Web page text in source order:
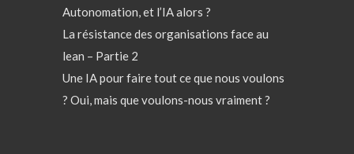
Autonomation, et l’IA alors ?
La résistance des organisations face au
lean – Partie 2
Une IA pour faire tout ce que nous voulons
? Oui, mais que voulons-nous vraiment ?